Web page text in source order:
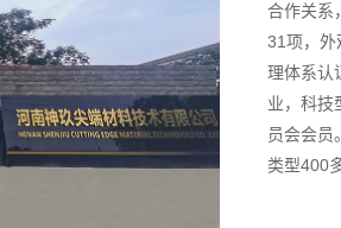
合作关系
31项，外
理体系认
业，科技
员会会员
类型400多